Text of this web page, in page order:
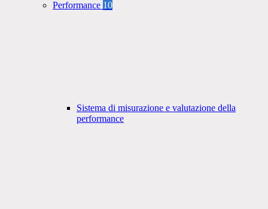
Performance 10
Sistema di misurazione e valutazione della
performance